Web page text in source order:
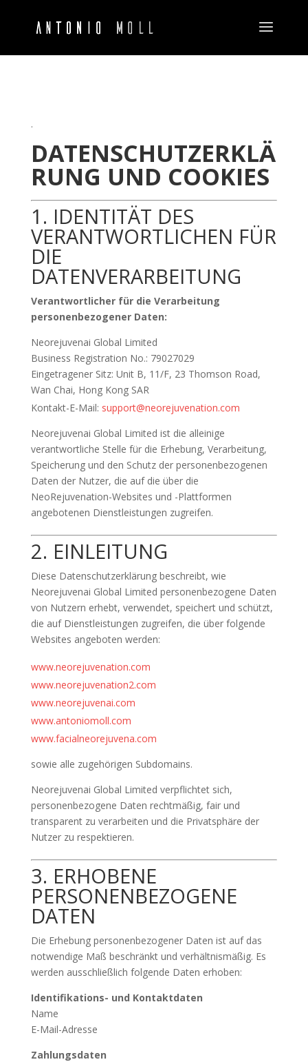
.
DATENSCHUTZERKLÄ
RUNG UND COOKIES
1. IDENTITÄT DES
VERANTWORTLICHEN FÜR
DIE
DATENVERARBEITUNG
Verantwortlicher für die Verarbeitung
personenbezogener Daten:
Neorejuvenai Global Limited
Business Registration No.: 79027029
Eingetragener Sitz: Unit B, 11/F, 23 Thomson Road,
Wan Chai, Hong Kong SAR
Kontakt-E-Mail: support@neorejuvenation.com
Neorejuvenai Global Limited ist die alleinige
verantwortliche Stelle für die Erhebung, Verarbeitung,
Speicherung und den Schutz der personenbezogenen
Daten der Nutzer, die auf die über die
NeoRejuvenation-Websites und -Plattformen
angebotenen Dienstleistungen zugreifen.
2. EINLEITUNG
Diese Datenschutzerklärung beschreibt, wie
Neorejuvenai Global Limited personenbezogene Daten
von Nutzern erhebt, verwendet, speichert und schützt,
die auf Dienstleistungen zugreifen, die über folgende
Websites angeboten werden:
www.neorejuvenation.com
www.neorejuvenation2.com
www.neorejuvenai.com
www.antoniomoll.com
www.facialneorejuvena.com
sowie alle zugehörigen Subdomains.
Neorejuvenai Global Limited verpflichtet sich,
personenbezogene Daten rechtmäßig, fair und
transparent zu verarbeiten und die Privatsphäre der
Nutzer zu respektieren.
3. ERHOBENE
PERSONENBEZOGENE
DATEN
Die Erhebung personenbezogener Daten ist auf das
notwendige Maß beschränkt und verhältnismäßig. Es
werden ausschließlich folgende Daten erhoben:
Identifikations- und Kontaktdaten
Name
E-Mail-Adresse
Zahlungsdaten